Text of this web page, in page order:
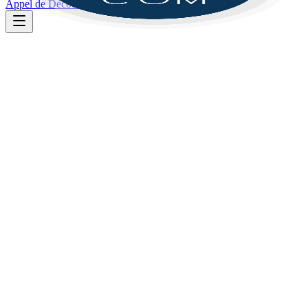
Appel de Découverte